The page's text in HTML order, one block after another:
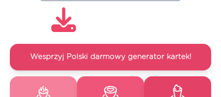
Wesprzyj Polski darmowy generator kartek!